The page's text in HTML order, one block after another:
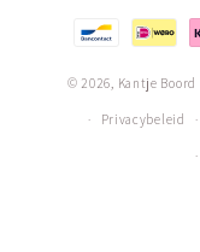
Betaalmethoden
© 2026, Kantje Boord
Privacybeleid